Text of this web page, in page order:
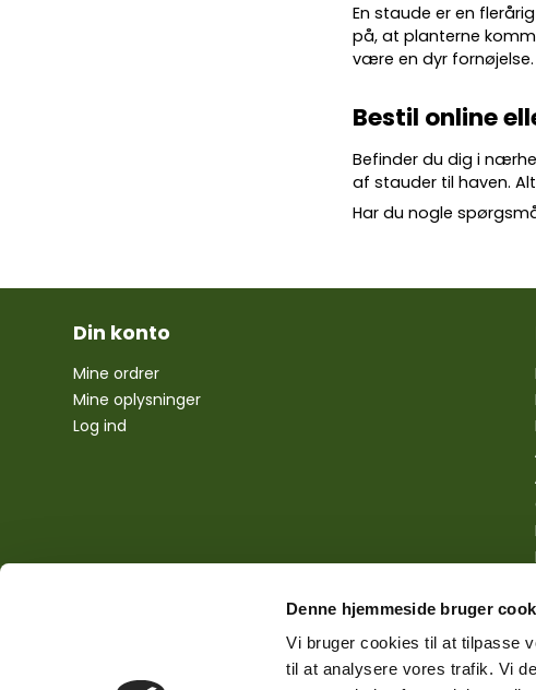
Denne hjemmeside bruger
Vi bruger cookies til at tilpasse
til at analysere vores trafik. Vi
En staude er en
på, at planterne
være en dyr fornøjelse.
Bestil online
Befinder du dig i
af stauder til haven.
Har du nogle
Din konto
Mine ordrer
Mine oplysninger
Log ind